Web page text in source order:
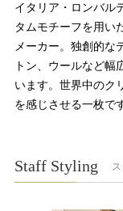
イタリア・ロンバル
タムモチーフを用い
メーカー。独創的な
トン、ウールなど幅
います。世界中のク
を感じさせる一枚で
Staff Styling